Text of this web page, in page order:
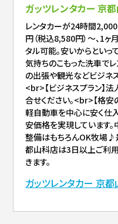
ガッツレンタカー 京
レンタカーが24時間
円（税込8,580円）～、1
タル可能。安いからとい
気持ちのこもった洗車で
の出張や観光などビジネ
<br>【ビジネスプラン】
合せください。<br>【格
軽自動車を中心に安く仕
安価格を実現しています
整備はもちろんOK牧場
都山科店は3日以上ご利
きます。
ガッツレンタカー 京